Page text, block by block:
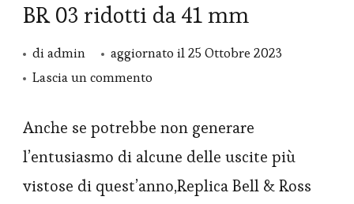
BR 03 ridotti da 41 mm
diadmin aggiornato il25 Ottobre 2023
Lascia un commento
repliche
orologi
Anche se potrebbe non generare
l’entusiasmo di alcune delle uscite più
vistose di quest’anno,Replica Bell & Ross